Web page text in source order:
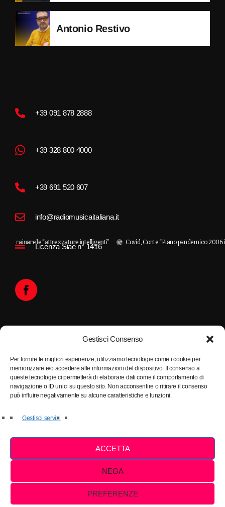
Gestisci Consenso
Per fornire le migliori esperienze, utilizziamo tecnologie come i cookie per
memorizzare e/o accedere alle informazioni del dispositivo. Il consenso a
queste tecnologie ci permetterà di elaborare dati come il comportamento di
navigazione o ID unici su questo sito. Non acconsentire o ritirare il consenso
può influire negativamente su alcune caratteristiche e funzioni.
Gestisci servizi
ACCETTA
NEGA
PREFERENZE
Antonio Restivo
le “attrezzature intelligenti” Covid, Conte “Piano pandemico 2006
+39 091 878 2888
+39 328 800 4000
+39 691 520 607
info@radiomusicaitaliana.it
Licenza Siae n° 1416
Ascoltaci con
©2025 - Tutti i diritti sono riservati a Radio Musica Italiana
PRIVACY POLICY